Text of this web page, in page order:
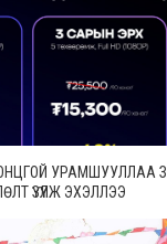
ОНЦГОЙ УРАМШУУЛЛАА
ҮЗҮҮЛЖ ЭХЭЛЛЭЭ